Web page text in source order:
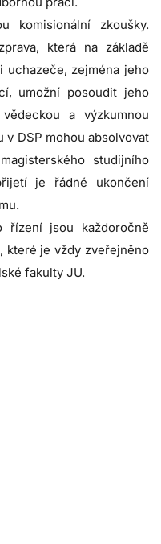
komisionální zkoušky.
která na základě
zejména jeho
umožní posoudit jeho
a výzkumnou
DSP mohou absolvovat
studijního
je řádné ukončení
řízení jsou každoročně
které je vždy zveřejněno
fakulty JU.